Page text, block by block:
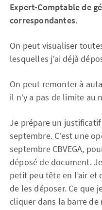
Expert-Comptable de
correspondantes.
On peut visualiser
lesquelles j’ai déjà
On peut remonter à
il n’y a pas de limite au
Je prépare un
septembre. C’est une
septembre CBVEGA,
déposé de document.
petit peu tête en l’air et
de les déposer. Ce que
cliquer dans la barre de